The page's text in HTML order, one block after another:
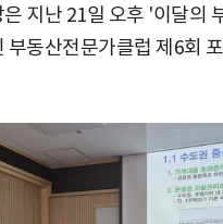
지난 21일 오후 '이달의
부동산전문가클럽 제6회